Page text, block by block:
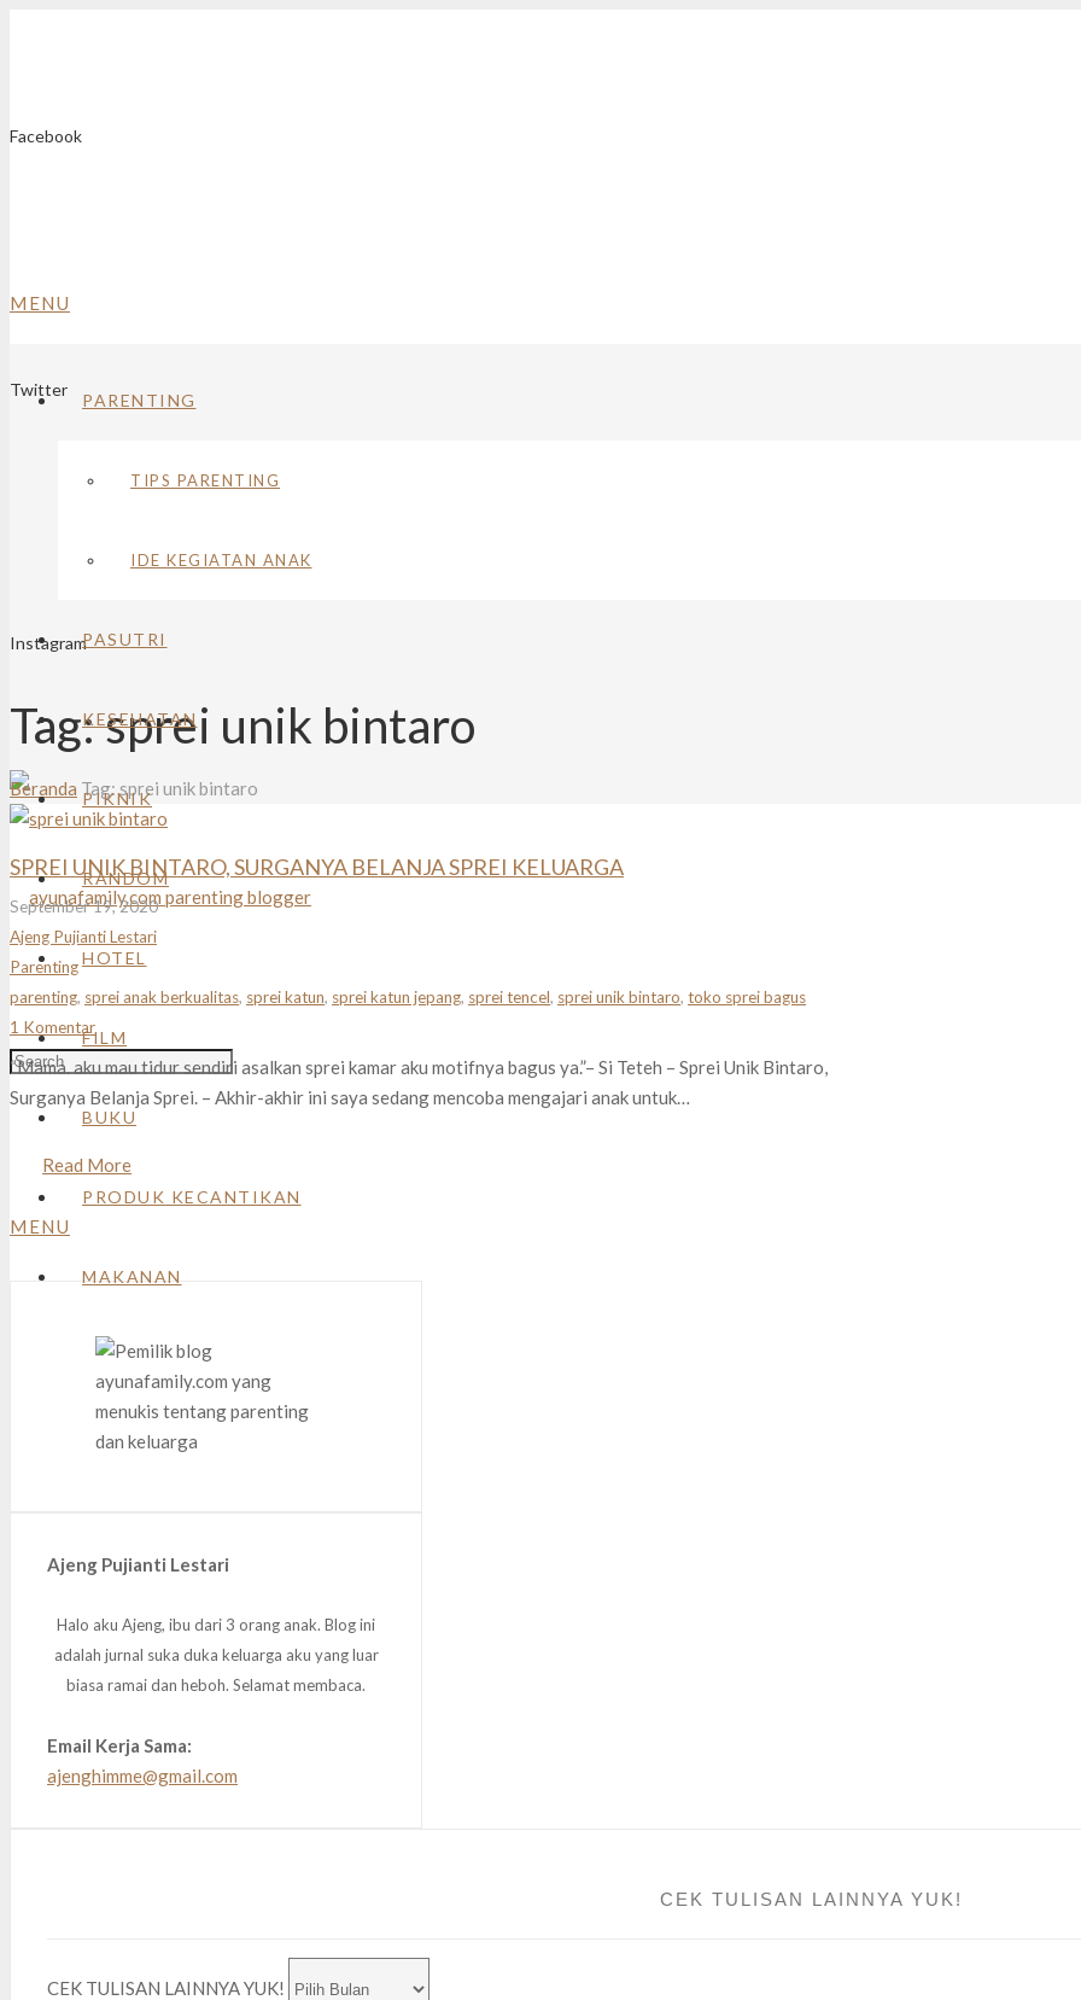
Facebook
Twitter
Instagram
MENU
MENU
PARENTING
TIPS PARENTING
IDE KEGIATAN ANAK
PASUTRI
KESEHATAN
PIKNIK
RANDOM
HOTEL
FILM
BUKU
PRODUK KECANTIKAN
MAKANAN
Tag:sprei unik bintaro
Beranda Tag: sprei unik bintaro
SPREI UNIK BINTARO, SURGANYA BELANJA SPREI KELUARGA
September 19, 2020
Ajeng Pujianti Lestari
Parenting
parenting, sprei anak berkualitas, sprei katun, sprei katun jepang, sprei tencel, sprei unik bintaro, toko sprei bagus
1 Komentar
“Mama. aku mau tidur sendiri asalkan sprei kamar aku motifnya bagus ya.”– Si Teteh – Sprei Unik Bintaro,
Surganya Belanja Sprei. – Akhir-akhir ini saya sedang mencoba mengajari anak untuk…
Read More
Ajeng Pujianti Lestari
Halo aku Ajeng, ibu dari 3 orang anak. Blog ini
adalah jurnal suka duka keluarga aku yang luar
biasa ramai dan heboh. Selamat membaca.
Email Kerja Sama:
ajenghimme@gmail.com
CEK TULISAN LAINNYA YUK!
CEK TULISAN LAINNYA YUK!